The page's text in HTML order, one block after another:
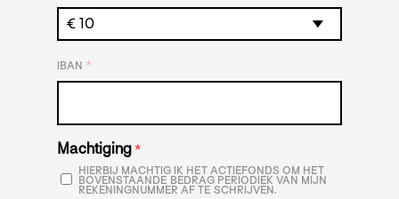
IBAN *
Machtiging *
HIERBIJ MACHTIG IK HET ACTIEFONDS OM HET
BOVENSTAANDE BEDRAG PERIODIEK VAN MIJN
REKENINGNUMMER AF TE SCHRIJVEN.